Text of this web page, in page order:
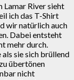
Lamar River sieht
ich das T-Shirt
wir natürlich auch
Dabei entsteht
mehr durch.
sie sich brüllend
übertönen
nicht